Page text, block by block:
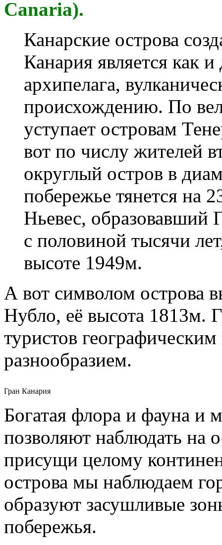
Canaria).
Канарские острова
Канария является как
архипелага,
происхождению. По
уступает островам
вот по числу жителей
округлый остров в
побережье тянется на
Ньевес, образовавший
с половиной тысячи
высоте 1949м.
А вот символом острова
Нубло, её высота 1813м.
туристов
разнообразием.
Гран Канария
Богатая флора и фауна и
позволяют наблюдать на
присущи целому
острова мы наблюдаем
образуют засушливые
побережья.